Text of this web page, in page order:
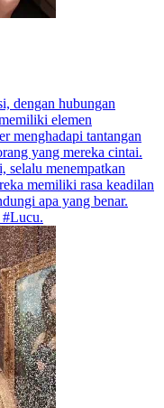
dengan hubungan
elemen
menghadapi tantangan
yang mereka cintai.
selalu menempatkan
memiliki rasa keadilan
apa yang benar.
#Lucu.